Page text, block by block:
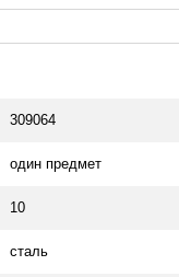
309064
один предмет
10
сталь